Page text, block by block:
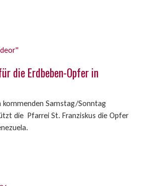
die Erdbeben-Opfer in
Samstag/Sonntag
die Pfarrei St. Franziskus die Opfer